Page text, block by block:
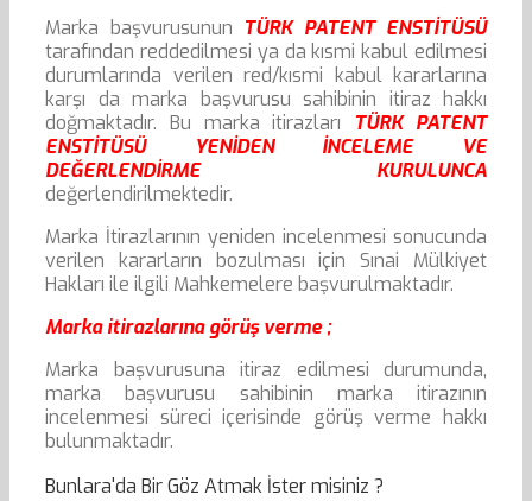
Marka başvurusunun TÜRK PATENT ENSTİTÜSÜ
tarafından reddedilmesi ya da kısmi kabul edilmesi
durumlarında verilen red/kısmi kabul kararlarına
karşı da marka başvurusu sahibinin itiraz hakkı
doğmaktadır. Bu marka itirazları TÜRK PATENT
ENSTİTÜSÜ YENİDEN İNCELEME VE
DEĞERLENDİRME KURULUNCA
değerlendirilmektedir.
Marka İtirazlarının yeniden incelenmesi sonucunda
verilen kararların bozulması için Sınai Mülkiyet
Hakları ile ilgili Mahkemelere başvurulmaktadır.
Marka itirazlarına görüş verme ;
Marka başvurusuna itiraz edilmesi durumunda,
marka başvurusu sahibinin marka itirazının
incelenmesi süreci içerisinde görüş verme hakkı
bulunmaktadır.
Bunlara'da Bir Göz Atmak İster misiniz ?